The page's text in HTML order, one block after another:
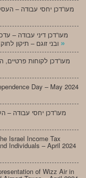
מעו”דכן יחסי עבודה –
מעו”דכן דיני עבודה –
»
מעו”דכן לקוחות פרטיים,
Day – May 2024
מעו”דכן יחסי עבודה –
Israel Income Tax
Individuals – April 2024
of Wizz Air in